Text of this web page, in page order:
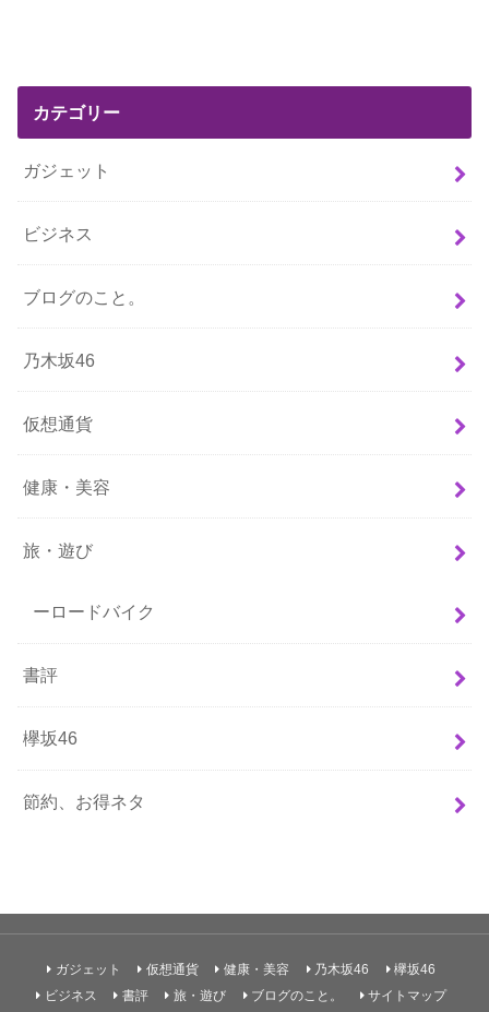
カテゴリー
ガジェット
ビジネス
ブログのこと。
乃木坂46
仮想通貨
健康・美容
旅・遊び
ーロードバイク
書評
欅坂46
節約、お得ネタ
ガジェット 仮想通貨 健康・美容 乃木坂46
欅坂46
ビジネス
書評 旅・遊び ブログのこと。 サイトマップ